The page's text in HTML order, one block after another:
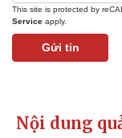
This site is protected by
Service apply.
Gửi tin